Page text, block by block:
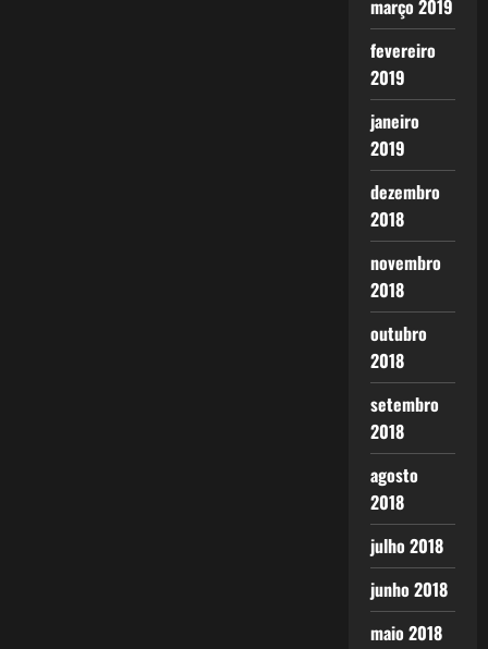
março 2019
fevereiro
2019
janeiro
2019
dezembro
2018
novembro
2018
outubro
2018
setembro
2018
agosto
2018
julho 2018
junho 2018
maio 2018